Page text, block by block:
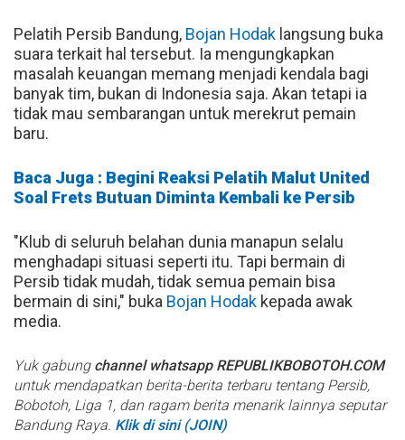
Pelatih Persib Bandung, Bojan Hodak langsung buka
suara terkait hal tersebut. Ia mengungkapkan
masalah keuangan memang menjadi kendala bagi
banyak tim, bukan di Indonesia saja. Akan tetapi ia
tidak mau sembarangan untuk merekrut pemain
baru.
Baca Juga : Begini Reaksi Pelatih Malut United
Soal Frets Butuan Diminta Kembali ke Persib
"Klub di seluruh belahan dunia manapun selalu
menghadapi situasi seperti itu. Tapi bermain di
Persib tidak mudah, tidak semua pemain bisa
bermain di sini," buka Bojan Hodak kepada awak
media.
Yuk gabung channel whatsapp REPUBLIKBOBOTOH.COM
untuk mendapatkan berita-berita terbaru tentang Persib,
Bobotoh, Liga 1, dan ragam berita menarik lainnya seputar
Bandung Raya. Klik di sini (JOIN)